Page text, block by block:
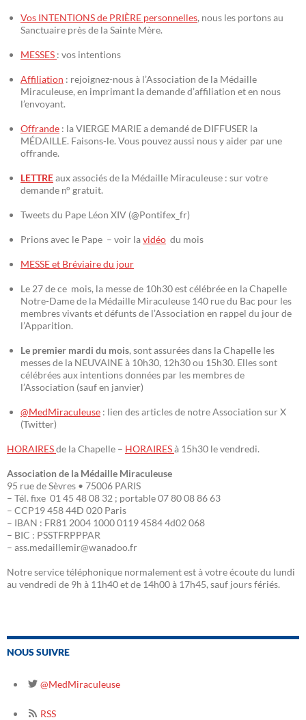
Vos INTENTIONS de PRIÈRE personnelles, nous les portons au
Sanctuaire près de la Sainte Mère.
MESSES : vos intentions
Affiliation : rejoignez-nous à l’Association de la Médaille
Miraculeuse, en imprimant la demande d’affiliation et en nous
l’envoyant.
Offrande : la VIERGE MARIE a demandé de DIFFUSER la
MÉDAILLE. Faisons-le. Vous pouvez aussi nous y aider par une
offrande.
LETTREaux associés de la Médaille Miraculeuse : sur votre
demande n° gratuit.
Tweets du Pape Léon XIV (@Pontifex_fr)
Prions avec le Pape – voir lavidéo du mois
MESSE et Bréviaire du jour
Le 27 de ce mois, la messe de 10h30 est célébrée en la Chapelle
Notre-Dame de la Médaille Miraculeuse 140 rue du Bac pour les
membres vivants et défunts de l’Association en rappel du jour de
l’Apparition.
Le premier mardi du mois, sont assurées dans la Chapelle les
messes de la NEUVAINE à 10h30, 12h30 ou 15h30. Elles sont
célébrées aux intentions données par les membres de
l’Association (sauf en janvier)
@MedMiraculeuse : lien des articles de notre Association sur X
(Twitter)
HORAIRESde la Chapelle – HORAIRESà 15h30 le vendredi.
Association de la Médaille Miraculeuse
95 rue de Sèvres • 75006 PARIS
– Tél. fixe 01 45 48 08 32 ; portable 07 80 08 86 63
– CCP19 458 44D 020 Paris
– IBAN : FR81 2004 1000 0119 4584 4d02 068
– BIC : PSSTFRPPPAR
– ass.medaillemir@wanadoo.fr
Notre service téléphonique normalement est à votre écoute du lundi
au vendredi de 9h à 11h40 et de 14h00 à 17h45, sauf jours fériés.
NOUS SUIVRE
@MedMiraculeuse
RSS